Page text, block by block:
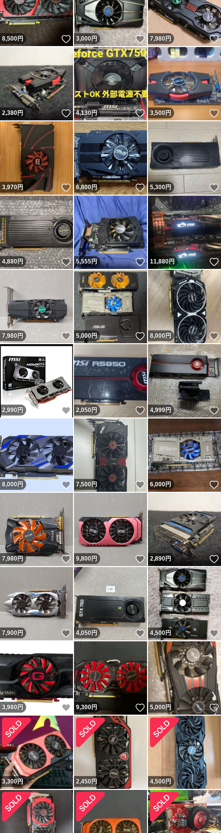
8,500円 いいね！
3,000円 いいね！
7,980円
2,380円 いいね！
4,130円 いいね！
3,500円
3,970円 いいね！
6,800円 いいね！
5,300円
4,880円 いいね！
5,555円 いいね！
11,880円
7,980円 いいね！
5,000円 いいね！
8,000円
2,990 円 いいね！
2,050円 いいね！
4,999円
8,000円 いいね！
7,500円 いいね！
6,000円
7,980円 いいね！
9,800円 いいね！
2,890円
7,900円 いいね！
4,050円 いいね！
4,500円
3,980 円 いいね！
9,300円 いいね！
5,000円
3,300円 2,450円 4,500円